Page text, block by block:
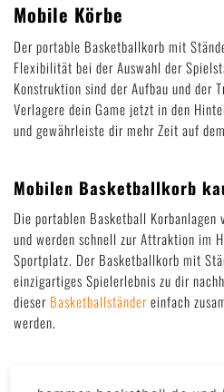
Mobile Körbe
Der portable Basketballkorb mit
Flexibilität bei der Auswahl der
Konstruktion sind der Aufbau und der
Verlagere dein Game jetzt in den
und gewährleiste dir mehr Zeit auf
Mobilen Basketballkorb
Die portablen Basketball Korbanlagen
und werden schnell zur Attraktion im
Sportplatz. Der Basketballkorb mit
einzigartiges Spielerlebnis zu dir
dieser Basketballständereinfach
werden.